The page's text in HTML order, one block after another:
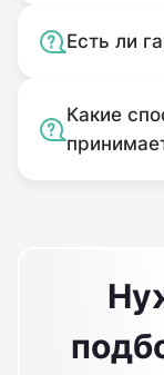
Есть ли
Какие